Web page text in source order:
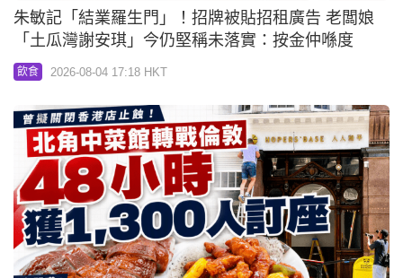
朱敏記「結業羅生門」！招牌被貼招租廣告 老闆娘
「土瓜灣謝安琪」今仍堅稱未落實：按金仲喺度
飲食 2026-08-04 17:18 HKT